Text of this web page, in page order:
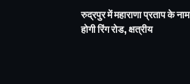
रुद्रपुर में महाराणा प्रताप के नाम
होगी रिंग रोड, क्षत्रीय